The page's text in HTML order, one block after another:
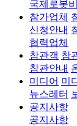
국제로봇
참가업체
신청안내
협력업체
참관객 참
참관안내
미디어 미
뉴스레터
공지사항
공지사항